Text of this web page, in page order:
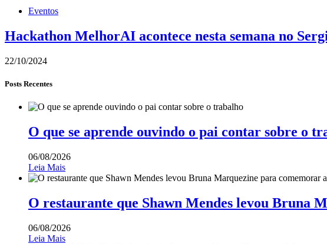
Eventos
Hackathon MelhorAI acontece nesta semana no
22/10/2024
Posts Recentes
O que se aprende ouvindo o pai contar sobre o
06/08/2026
Leia Mais
O restaurante que Shawn Mendes levou Bruna
06/08/2026
Leia Mais